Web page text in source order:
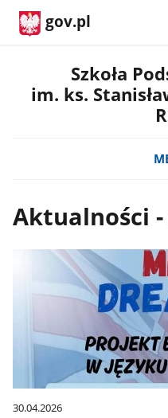
gov.pl
Szkoła
im. ks.
Aktualności -
30.04.2026